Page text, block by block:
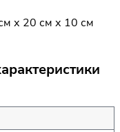
х 20 см х 10 см